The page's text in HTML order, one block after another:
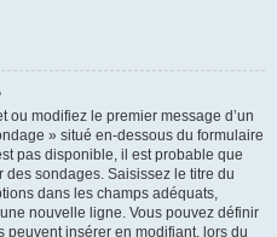
ou modifiez le premier message d’un
» situé en-dessous du formulaire
pas disponible, il est probable que
des sondages. Saisissez le titre du
dans les champs adéquats,
nouvelle ligne. Vous pouvez définir
peuvent insérer en modifiant, lors du